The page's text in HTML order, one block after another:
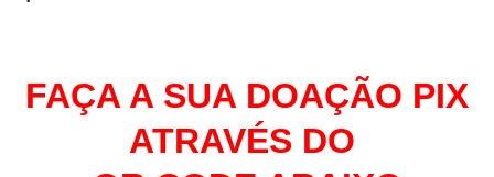
FAÇA A SUA DOAÇÃO PIX
ATRAVÉS DO